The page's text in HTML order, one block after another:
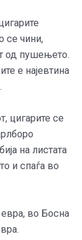
се чини,
од пушењето.
е најевтина
цигарите се
на листата
и спаѓа во
во Босна